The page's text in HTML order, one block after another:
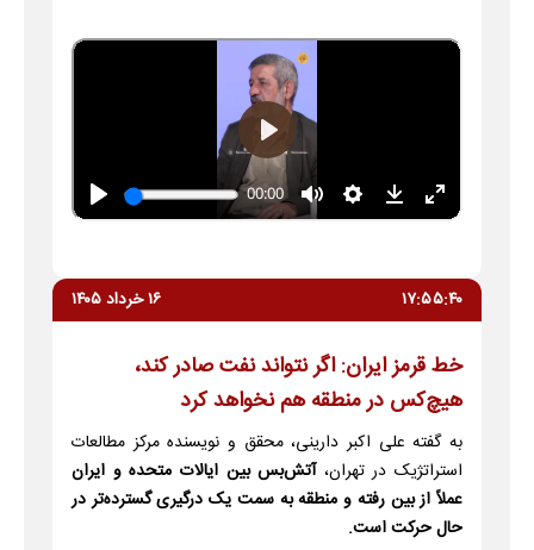
۱۷:۵۵:۴۰ ۱۶ خرداد ۱۴۰۵
خط قرمز ایران: اگر نتواند نفت صادر کند،
هیچ‌کس در منطقه هم نخواهد کرد
به گفته علی اکبر دارینی، محقق و نویسنده مرکز مطالعات
استراتژیک در تهران،آتش‌بس بین ایالات متحده و ایران
عملاً از بین رفته و منطقه به سمت یک درگیری گسترده‌تر در
حال حرکت است.